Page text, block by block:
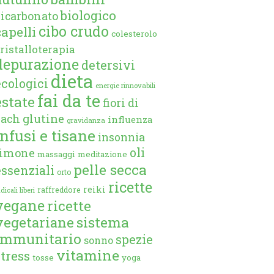
biologico
cibo crudo colesterolo
detersivi
dieta energie rinnovabili
fai da te fiori di
glutine gravidanza influenza
e tisane insonnia
massaggi meditazione oli
orto pelle secca
liberi raffreddore reiki ricette
ricette
sistema
sonno spezie
tosse vitamine yoga